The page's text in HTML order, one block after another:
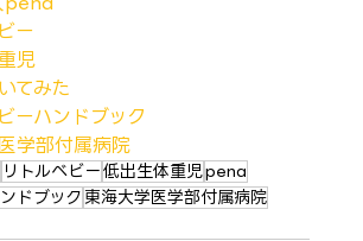
ー
児
てみた
ーハンドブック
学部付属病院
リトルベビー低出生体重児pena
ドブック東海大学医学部付属病院